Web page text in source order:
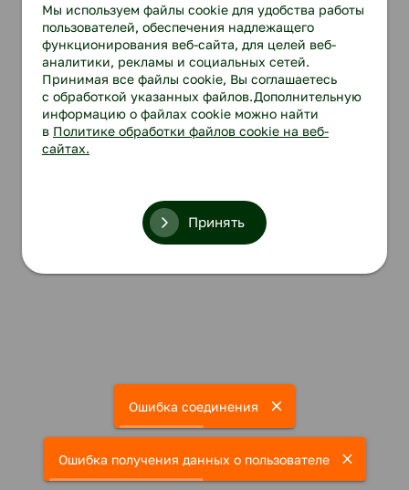
Ошибка соединения
Ошибка получения данных о пользователе
Мы используем файлы cookie для удобства работы
пользователей, обеспечения надлежащего
функционирования веб-сайта, для целей веб-
аналитики, рекламы и социальных сетей.
Принимая все файлы cookie, Вы соглашаетесь
с обработкой указанных файлов.Дополнительную
информацию о файлах cookie можно найти
в Политике обработки файлов cookie на веб-
сайтах.
Принять